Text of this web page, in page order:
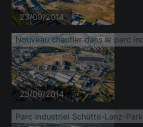
23/09/2014
23/09/2014
Parc industriel Schütte-Lanz-Park